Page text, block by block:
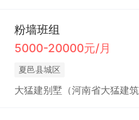
粉墙班组
5000-20000元/月
夏邑县城区
大猛建别墅（河南省大猛建